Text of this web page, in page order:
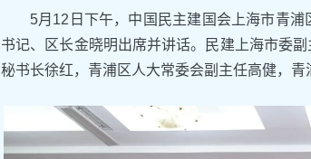
5月12日下午，中国民主建国会上海市青
书记、区长金晓明出席并讲话。民建上海市委
秘书长徐红，青浦区人大常委会副主任高健，青